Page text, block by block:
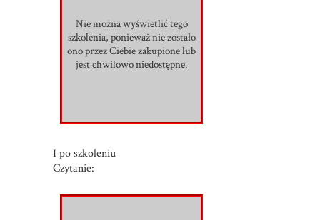
Nie można wyświetlić tego
szkolenia, ponieważ nie zostało
ono przez Ciebie zakupione lub
jest chwilowo niedostępne.
I po szkoleniu
Czytanie: